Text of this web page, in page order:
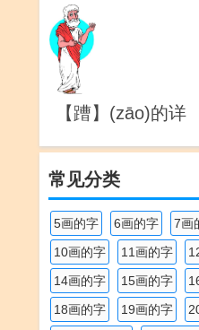
【蹧】(zāo)的详
常见分类
5画的字 6画的字 7画
10画的字
11画的字
14画的字
15画的字
18画的字
19画的字